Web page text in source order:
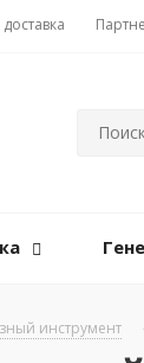
инструмент